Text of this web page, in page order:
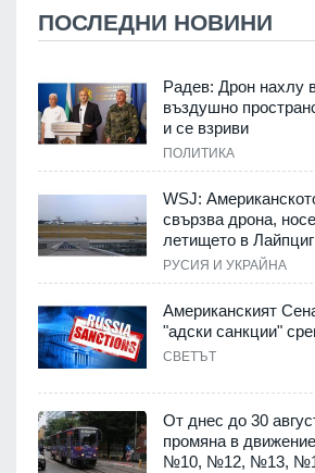
ПОСЛЕДНИ НОВИНИ
Радев: Дрон нахлу
въздушно
и се взриви
ПОЛИТИКА
WSJ:
свързва дрона,
летището в
РУСИЯ И УКРАЙНА
Американският
"адски санкции"
СВЕТЪТ
От днес до 30
промяна в
№10, №12, №13,